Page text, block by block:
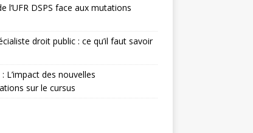
l’UFR DSPS face aux mutations
droit public : ce qu’il faut savoir
: L’impact des nouvelles
sur le cursus